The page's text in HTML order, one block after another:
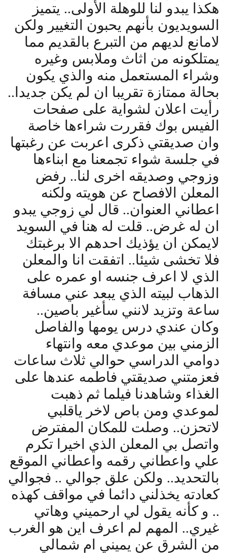
هكذا يبدو لنا للوهلة الأولى.. يتميز
السويديون بأنهم يحبون التغيير ولكن
لامانع لديهم من التبرع بالقديم مما
يمتلكونه من اثاث وملابس وغيره
وشراء المستعمل منه والذي يكون
بحالة ممتازة تقريبا ان لم يكن جديدا..
رأيت اعلان لشواية على صفحات
الفيس بوك فقررت شراءها خاصة
وان صديقتي ذكرى اعربت عن رغبتها
في جلسة شواء تجمعنا مع ابناءها
وزوجي وصديقه اخرى لنا.. رفض
المعلن الافصاح عن هويته ولكنه
اعطاني العنوان.. قال لي زوجي يبدو
ان له غرض.. قلت له هنا في السويد
لايمكن ان يؤذيك احدهم الا برغبتك
فلا تخشى شيئا.. اتفقت انا والمعلن
الذي لا اعرف جنسه او عمره على
الذهاب لبيته الذي يبعد عني مسافة
ساعة وتزيد لانني سأغير باصين..
وكان عندي درس يومها والفاصل
الزمني بين موعدي معه وانتهاء
دوامي الدراسي حوالي ثلاث ساعات
فعزمتني صديقتي فاطمه عندها على
الغذاء وشاهدنا فيلما ثم ذهبت
لموعدي ومن باص لاخر ياقلبي
لاتحزن.. وصلت للمكان المفترض
واتصل بي المعلن الذي اخيرا تكرم
علي واعطاني رقمه واعطاني الموقع
بالتحديد.. ولكن علق جوالي .. فجوالي
كعادته يخذلني دائما في مواقف كهذه
.. و كأنه يقول لي ارحميني وهاتي
غيري.. المهم لم اعرف اين هو الغرب
من الشرق عن يميني ام شمالي